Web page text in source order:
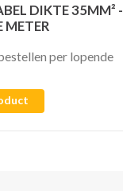
DIKTE 35MM² -
METER
per lopende